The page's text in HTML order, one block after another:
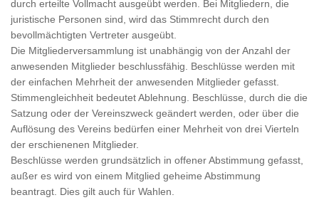
durch erteilte Vollmacht ausgeübt werden. Bei Mitgliedern, die
juristische Personen sind, wird das Stimmrecht durch den
bevollmächtigten Vertreter ausgeübt.
Die Mitgliederversammlung ist unabhängig von der Anzahl der
anwesenden Mitglieder beschlussfähig. Beschlüsse werden mit
der einfachen Mehrheit der anwesenden Mitglieder gefasst.
Stimmengleichheit bedeutet Ablehnung. Beschlüsse, durch die die
Satzung oder der Vereinszweck geändert werden, oder über die
Auflösung des Vereins bedürfen einer Mehrheit von drei Vierteln
der erschienenen Mitglieder.
Beschlüsse werden grundsätzlich in offener Abstimmung gefasst,
außer es wird von einem Mitglied geheime Abstimmung
beantragt. Dies gilt auch für Wahlen.